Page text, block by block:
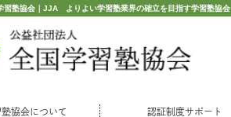
習塾協会｜JJA よりよい学習塾業界の確立を目指す学習塾協会
協会について 認証制度サポート